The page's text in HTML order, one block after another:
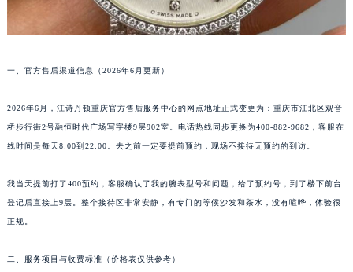
一、官方售后渠道信息（2026年6月更新）
2026年6月，江诗丹顿重庆官方售后服务中心的网点地址正式变更为：重庆市江北区观音
桥步行街2号融恒时代广场写字楼9层902室。电话热线同步更换为400-882-9682，客服在
线时间是每天8:00到22:00。去之前一定要提前预约，现场不接待无预约的到访。
我当天提前打了400预约，客服确认了我的腕表型号和问题，给了预约号，到了楼下前台
登记后直接上9层。整个接待区非常安静，有专门的等候沙发和茶水，没有喧哗，体验很
正规。
二、服务项目与收费标准（价格表仅供参考）